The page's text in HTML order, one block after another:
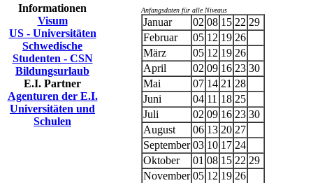
Informationen
Visum
US - Universitäten
Schwedische
Studenten - CSN
Bildungsurlaub
E.I. Partner
Agenturen der E.I.
Universitäten und
Schulen
Anfangsdaten für alle Niveaus
Januar 02 08 15 22 29
Februar
05 12 19 26
März
05 12 19 26
April
02 09 16 23 30
Mai
07 14 21 28
Juni
04 11 18 25
Juli
02 09 16 23 30
August
06 13 20 27
September 03 10 17 24
Oktober
01 08 15 22 29
November 05 12 19 26